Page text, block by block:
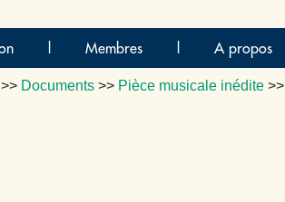
Membres A propos
>> Documents >> Pièce musicale inédite >>